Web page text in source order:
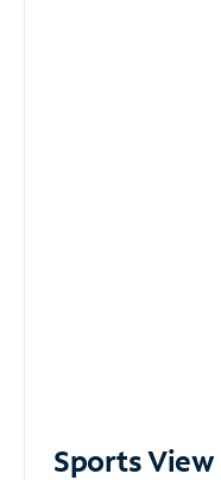
Sports View